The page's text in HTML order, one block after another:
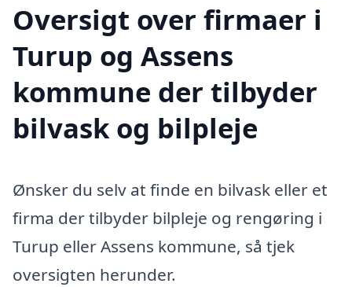
Oversigt over firmaer i
Turup og Assens
kommune der tilbyder
bilvask og bilpleje
Ønsker du selv at finde en bilvask eller et
firma der tilbyder bilpleje og rengøring i
Turup eller Assens kommune, så tjek
oversigten herunder.